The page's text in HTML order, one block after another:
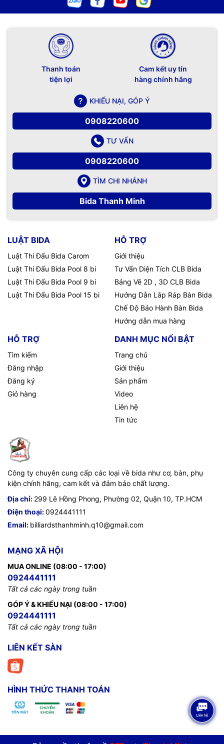
Thanh toán
tiện lợi
Cam kết uy tín
hàng chính hãng
KHIẾU NẠI, GÓP Ý
0908220600
TƯ VẤN
0908220600
TÌM CHI NHÁNH
Bida Thanh Minh
LUẬT BIDA
Luật Thi Đấu Bida Carom
Luật Thi Đấu Bida Pool 8 bi
Luật Thi Đấu Bida Pool 9 bi
Luật Thi Đấu Bida Pool 15 bi
HỖ TRỢ
Giới thiệu
Tư Vấn Diện Tích CLB Bida
Bảng Vẽ 2D , 3D CLB Bida
Hướng Dẫn Lắp Ráp Bàn Bida
Chế Độ Bảo Hành Bàn Bida
Hướng dẫn mua hàng
HỖ TRỢ
Tìm kiếm
Đăng nhập
Đăng ký
Giỏ hàng
DANH MỤC NỔI BẬT
Trang chủ
Giới thiệu
Sản phẩm
Video
Liên hệ
Tin tức
Công ty chuyên cung cấp các loại về bida như cơ, bàn, phụ
kiện chính hãng, cam kết và đảm bảo chất lượng.
Địa chỉ: 299 Lê Hồng Phong, Phường 02, Quận 10, TP.HCM
Điện thoại:0924441111
Email: billiardsthanhminh.q10@gmail.com
MẠNG XÃ HỘI
MUA ONLINE (08:00 - 17:00)
0924441111
Tất cả các ngày trong tuần
GÓP Ý & KHIẾU NẠI (08:00 - 17:00)
0924441111
Tất cả các ngày trong tuần
LIÊN KẾT SÀN
HÌNH THỨC THANH TOÁN